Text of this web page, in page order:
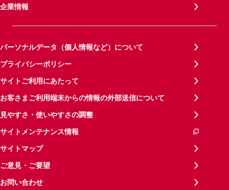
企業情報
パーソナルデータ（個人情報など）について
プライバシーポリシー
サイトご利用にあたって
お客さまご利用端末からの情報の外部送信について
見やすさ・使いやすさの調整
サイトメンテナンス情報
サイトマップ
ご意見・ご要望
お問い合わせ